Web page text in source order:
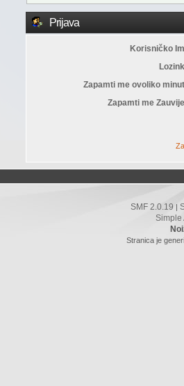
Prijava
Korisničko
Zapamti me ovoliko
Zapamti me
SMF 2.0.19
Simple
Stranica je